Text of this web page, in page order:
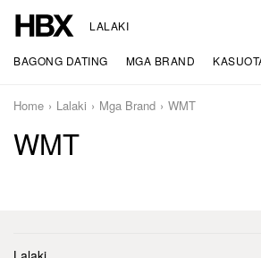
LALAKI
BAGONG DATING MGA BRAND
Home Lalaki Mga Brand WMT
WMT